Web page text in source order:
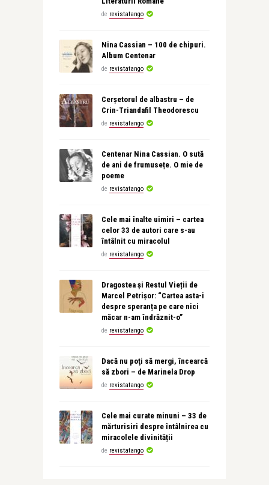
de revistatango
Nina Cassian – 100 de chipuri.
Album Centenar
de revistatango
Cerșetorul de albastru – de
Crin-Triandafil Theodorescu
de revistatango
Centenar Nina Cassian. O sută
de ani de frumusețe. O mie de
poeme
de revistatango
Cele mai înalte uimiri – cartea
celor 33 de autori care s-au
întâlnit cu miracolul
de revistatango
Dragostea și Restul Vieții de
Marcel Petrișor: “Cartea asta-i
despre speranța pe care nici
măcar n-am îndrăznit-o”
de revistatango
Dacă nu poţi să mergi, încearcă
să zbori – de Marinela Drop
de revistatango
Cele mai curate minuni – 33 de
mărturisiri despre întâlnirea cu
miracolele divinității
de revistatango